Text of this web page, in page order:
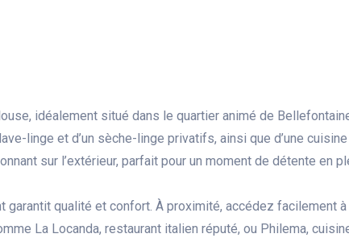
idéalement situé dans le quartier animé de
linge et d’un sèche-linge privatifs, ainsi que d’une
sur l’extérieur, parfait pour un moment de détente en
garantit qualité et confort. À proximité, accédez facilement
La Locanda, restaurant italien réputé, ou Philema,